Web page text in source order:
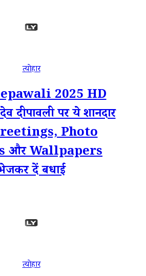
त्योहार
2025 HD
दीपावली पर ये शानदार
Photo
और Wallpapers
दें बधाई
त्योहार